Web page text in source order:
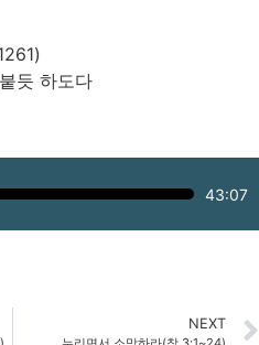
듯 하도다
43:07
NEXT